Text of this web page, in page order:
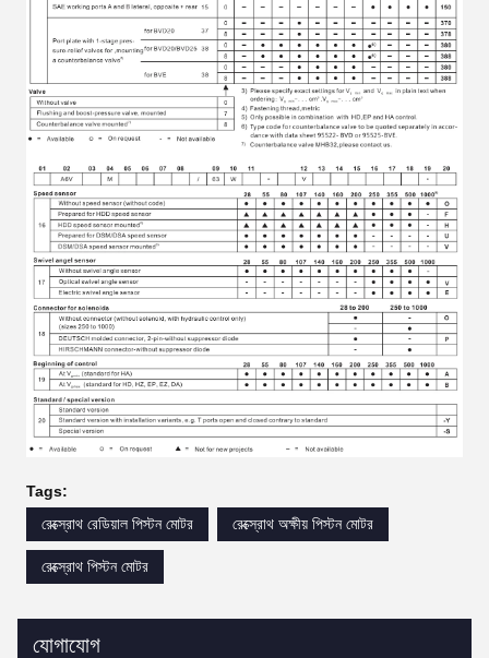
Tags:
রেক্স্রোথ রেডিয়াল পিস্টন মোটর
রেক্স্রোথ অক্ষীয় পিস্টন মোটর
রেক্স্রোথ পিস্টন মোটর
যোগাযোগ